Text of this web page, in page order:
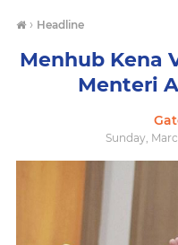
› Headline
Menhub Kena
Menteri
Sunday,